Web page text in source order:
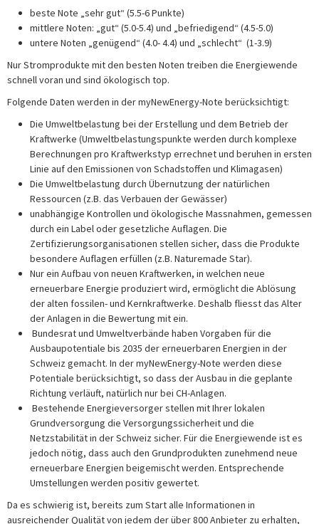
beste Note „sehr gut“ (5.5-6 Punkte)
mittlere Noten: „gut“ (5.0-5.4) und „befriedigend“ (4.5-5.0)
untere Noten „genügend“ (4.0- 4.4) und „schlecht“ (1-3.9)
Nur Stromprodukte mit den besten Noten treiben die Energiewende
schnell voran und sind ökologisch top.
Folgende Daten werden in der myNewEnergy-Note berücksichtigt:
Die Umweltbelastung bei der Erstellung und dem Betrieb der
Kraftwerke (Umweltbelastungspunkte werden durch komplexe
Berechnungen pro Kraftwerkstyp errechnet und beruhen in ersten
Linie auf den Emissionen von Schadstoffen und Klimagasen)
Die Umweltbelastung durch Übernutzung der natürlichen
Ressourcen (z.B. das Verbauen der Gewässer)
unabhängige Kontrollen und ökologische Massnahmen, gemessen
durch ein Label oder gesetzliche Auflagen. Die
Zertifizierungsorganisationen stellen sicher, dass die Produkte
besondere Auflagen erfüllen (z.B. Naturemade Star).
Nur ein Aufbau von neuen Kraftwerken, in welchen neue
erneuerbare Energie produziert wird, ermöglicht die Ablösung
der alten fossilen- und Kernkraftwerke. Deshalb fliesst das Alter
der Anlagen in die Bewertung mit ein.
Bundesrat und Umweltverbände haben Vorgaben für die
Ausbaupotentiale bis 2035 der erneuerbaren Energien in der
Schweiz gemacht. In der myNewEnergy-Note werden diese
Potentiale berücksichtigt, so dass der Ausbau in die geplante
Richtung verläuft, natürlich nur bei CH-Anlagen.
Bestehende Energieversorger stellen mit Ihrer lokalen
Grundversorgung die Versorgungssicherheit und die
Netzstabilität in der Schweiz sicher. Für die Energiewende ist es
jedoch nötig, dass auch den Grundprodukten zunehmend neue
erneuerbare Energien beigemischt werden. Entsprechende
Umstellungen werden positiv gewertet.
Da es schwierig ist, bereits zum Start alle Informationen in
ausreichender Qualität von jedem der über 800 Anbieter zu erhalten,